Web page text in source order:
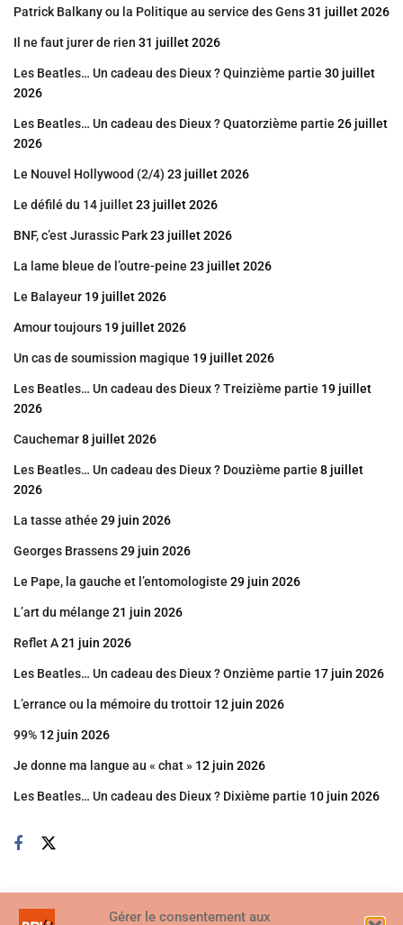
Gérer le consentement aux
Patrick Balkany ou la Politique au service des Gens31 juillet 2026
Il ne faut jurer de rien 31 juillet 2026
Les Beatles… Un cadeau des Dieux ? Quinzième partie 30 juillet
2026
Les Beatles… Un cadeau des Dieux ? Quatorzième partie 26 juillet
2026
Le Nouvel Hollywood (2/4) 23 juillet 2026
Le défilé du 14 juillet23 juillet 2026
BNF, c’est Jurassic Park23 juillet 2026
La lame bleue de l’outre-peine 23 juillet 2026
Le Balayeur 19 juillet 2026
Amour toujours 19 juillet 2026
Un cas de soumission magique 19 juillet 2026
Les Beatles… Un cadeau des Dieux ? Treizième partie 19 juillet
2026
Cauchemar8 juillet 2026
Les Beatles… Un cadeau des Dieux ? Douzième partie 8 juillet
2026
La tasse athée 29 juin 2026
Georges Brassens29 juin 2026
Le Pape, la gauche et l’entomologiste 29 juin 2026
L’art du mélange 21 juin 2026
Reflet A21 juin 2026
Les Beatles… Un cadeau des Dieux ? Onzième partie 17 juin 2026
L’errance ou la mémoire du trottoir 12 juin 2026
99% 12 juin 2026
Je donne ma langue au « chat » 12 juin 2026
Les Beatles… Un cadeau des Dieux ? Dixième partie 10 juin 2026